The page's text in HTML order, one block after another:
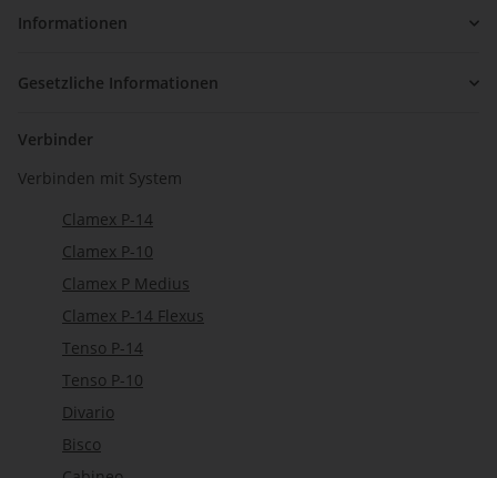
Informationen
Gesetzliche Informationen
Verbinder
Verbinden mit System
Clamex P-14
Clamex P-10
Clamex P Medius
Clamex P-14 Flexus
Tenso P-14
Tenso P-10
Divario
Bisco